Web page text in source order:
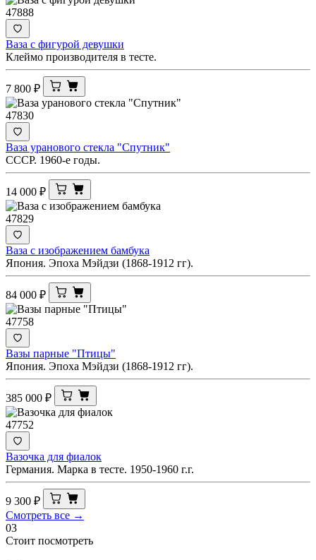
47888
Ваза с фигурой девушки
Клеймо производителя в тесте.
7 800 ₽
47830
Ваза уранового стекла "Спутник"
СССР. 1960-е годы.
14 000 ₽
47829
Ваза с изображением бамбука
Япония. Эпоха Мэйдзи (1868-1912 гг).
84 000 ₽
47758
Вазы парные "Птицы"
Япония. Эпоха Мэйдзи (1868-1912 гг).
385 000 ₽
47752
Вазочка для фиалок
Германия. Марка в тесте. 1950-1960 г.г.
9 300 ₽
Смотреть все →
03
Стоит посмотреть